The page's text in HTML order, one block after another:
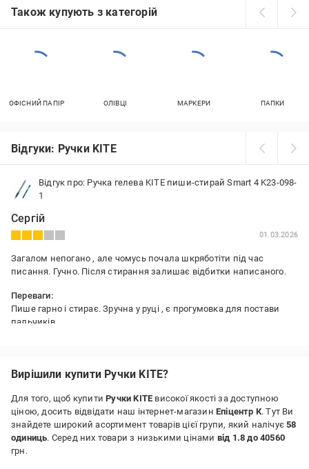
Також купують з категорій
ОФІСНИЙ ПАПІР ОЛІВЦІ МАРКЕРИ ПАПКИ
Відгуки: Ручки KITE
Відгук про: Ручка гелева KITE пиши-стирай Smart 4 K23-098-
1
Сергій
01.03.2026
Загалом непогано , але чомусь почала шкряботіти під час
писання. Гучно. Після стирання залишає відбитки написаного.
Переваги:
Пише гарно і стирає. Зручна у руці , є прогумовка для постави
пальчиків.
писати. .
Вирішили купити Ручки KITE?
Для того, щоб купитиРучки KITE високої якості за доступною
ціною, досить відвідати наш інтернет-магазин Епіцентр К. Тут Ви
знайдете широкий асортимент товарів цієї групи, який налічує58
одиниць. Серед них товари з низькими цінами від 1.8 до 40560
грн.